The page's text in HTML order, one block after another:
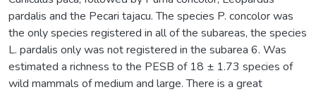
pardalis and the Pecari tajacu. The species P. concolor was
the only species registered in all of the subareas, the species
L. pardalis only was not registered in the subarea 6. Was
estimated a richness to the PESB of 18 ± 1.73 species of
wild mammals of medium and large. There is a great